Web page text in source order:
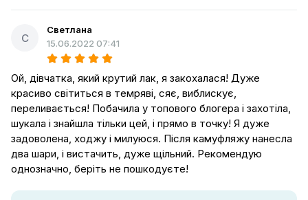
С
Светлана
15.06.2022 07:41
Ой, дівчатка, який крутий лак, я закохалася! Дуже
красиво світиться в темряві, сяє, виблискує,
переливається! Побачила у топового блогера і захотіла,
шукала і знайшла тільки цей, і прямо в точку! Я дуже
задоволена, ходжу і милуюся. Після камуфляжу нанесла
два шари, і вистачить, дуже щільний. Рекомендую
однозначно, беріть не пошкодуєте!